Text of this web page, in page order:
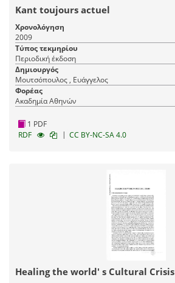
Kant toujours actuel
Χρονολόγηση
2009
Τύπος τεκμηρίου
Περιοδική έκδοση
Δημιουργός
Μουτσόπουλος , Ευάγγελος
Φορέας
Ακαδημία Αθηνών
1 PDF
RDF
| CC BY-NC-SA 4.0
Healing the world' s Cultural Crisis